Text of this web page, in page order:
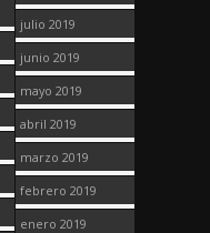
julio 2019
junio 2019
mayo 2019
abril 2019
marzo 2019
febrero 2019
enero 2019